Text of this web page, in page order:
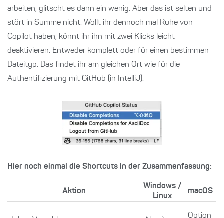
arbeiten, glitscht es dann ein wenig. Aber das ist selten und
stört in Summe nicht. Wollt ihr dennoch mal Ruhe von
Copilot haben, könnt ihr ihn mit zwei Klicks leicht
deaktivieren. Entweder komplett oder für einen bestimmen
Dateityp. Das findet ihr am gleichen Ort wie für die
Authentifizierung mit GitHub (in IntelliJ).
Hier noch einmal die Shortcuts in der Zusammenfassung:
Aktion
Windows /
Linux
macOS
Option